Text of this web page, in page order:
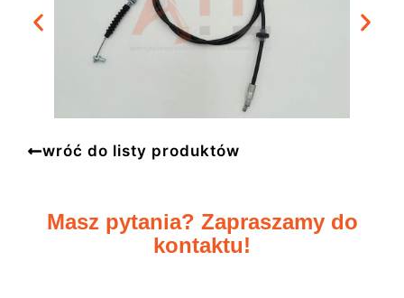
wróć do listy produktów
Masz pytania? Zapraszamy do
kontaktu!